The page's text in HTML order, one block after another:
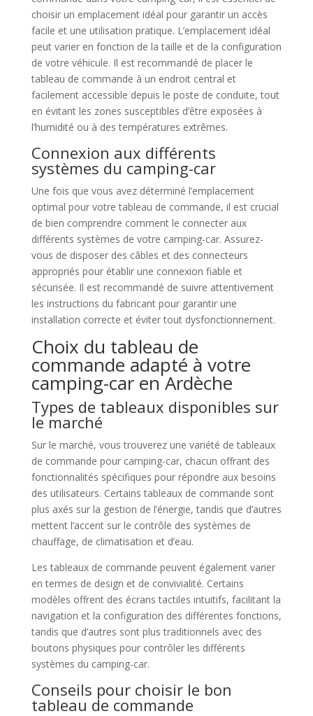
choisir un emplacement idéal pour garantir un accès
facile et une utilisation pratique. L’emplacement idéal
peut varier en fonction de la taille et de la configuration
de votre véhicule. Il est recommandé de placer le
tableau de commande à un endroit central et
facilement accessible depuis le poste de conduite, tout
en évitant les zones susceptibles d’être exposées à
l’humidité ou à des températures extrêmes.
Connexion aux différents
systèmes du camping-car
Une fois que vous avez déterminé l’emplacement
optimal pour votre tableau de commande, il est crucial
de bien comprendre comment le connecter aux
différents systèmes de votre camping-car. Assurez-
vous de disposer des câbles et des connecteurs
appropriés pour établir une connexion fiable et
sécurisée. Il est recommandé de suivre attentivement
les instructions du fabricant pour garantir une
installation correcte et éviter tout dysfonctionnement.
Choix du tableau de
commande adapté à votre
camping-car en Ardèche
Types de tableaux disponibles sur
le marché
Sur le marché, vous trouverez une variété de tableaux
de commande pour camping-car, chacun offrant des
fonctionnalités spécifiques pour répondre aux besoins
des utilisateurs. Certains tableaux de commande sont
plus axés sur la gestion de l’énergie, tandis que d’autres
mettent l’accent sur le contrôle des systèmes de
chauffage, de climatisation et d’eau.
Les tableaux de commande peuvent également varier
en termes de design et de convivialité. Certains
modèles offrent des écrans tactiles intuitifs, facilitant la
navigation et la configuration des différentes fonctions,
tandis que d’autres sont plus traditionnels avec des
boutons physiques pour contrôler les différents
systèmes du camping-car.
Conseils pour choisir le bon
tableau de commande